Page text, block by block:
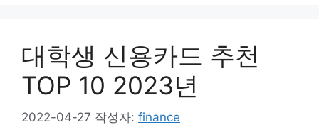
대학생 신용카드 추천
TOP 10 2023년
2022-04-27 작성자: finance